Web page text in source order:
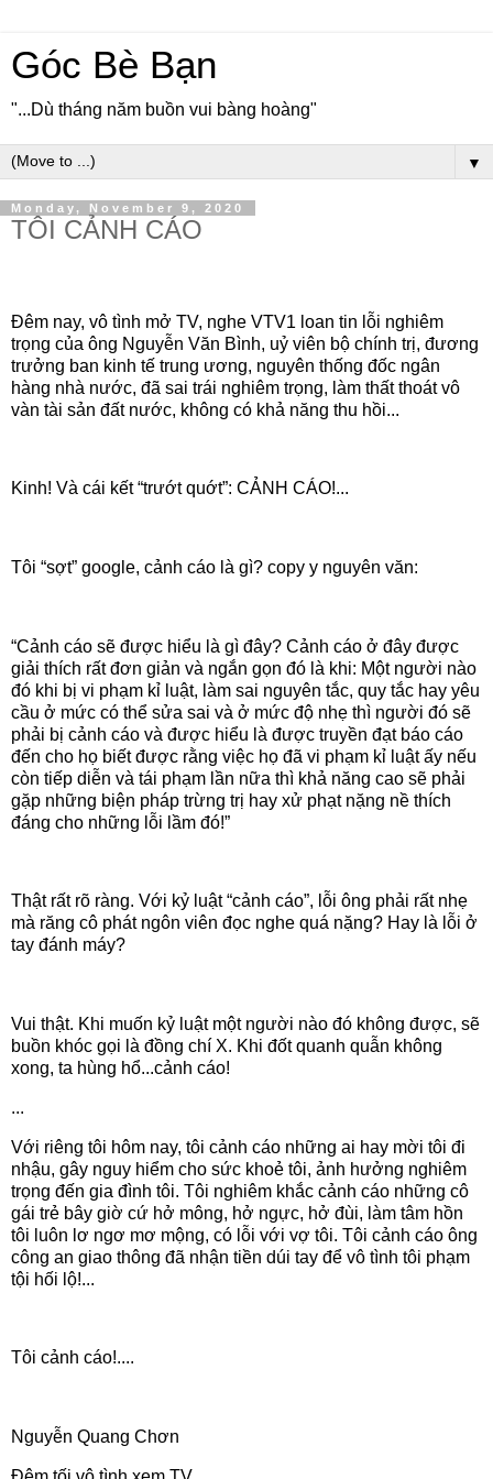
Góc Bè Bạn
"...Dù tháng năm buồn vui bàng hoàng"
▼
Monday, November 9, 2020
TÔI CẢNH CÁO
Đêm nay, vô tình mở TV, nghe VTV1 loan tin lỗi nghiêm
trọng của ông Nguyễn Văn Bình, uỷ viên bộ chính trị, đương
trưởng ban kinh tế trung ương, nguyên thống đốc ngân
hàng nhà nước, đã sai trái nghiêm trọng, làm thất thoát vô
vàn tài sản đất nước, không có khả năng thu hồi...
Kinh! Và cái kết “trướt quớt”: CẢNH CÁO!...
Tôi “sợt” google, cảnh cáo là gì? copy y nguyên văn:
“Cảnh cáo sẽ được hiểu là gì đây? Cảnh cáo ở đây được
giải thích rất đơn giản và ngắn gọn đó là khi: Một người nào
đó khi bị vi phạm kỉ luật, làm sai nguyên tắc, quy tắc hay yêu
cầu ở mức có thể sửa sai và ở mức độ nhẹ thì người đó sẽ
phải bị cảnh cáo và được hiểu là được truyền đạt báo cáo
đến cho họ biết được rằng việc họ đã vi phạm kỉ luật ấy nếu
còn tiếp diễn và tái phạm lần nữa thì khả năng cao sẽ phải
gặp những biện pháp trừng trị hay xử phạt nặng nề thích
đáng cho những lỗi lầm đó!”
Thật rất rõ ràng. Với kỷ luật “cảnh cáo”, lỗi ông phải rất nhẹ
mà răng cô phát ngôn viên đọc nghe quá nặng? Hay là lỗi ở
tay đánh máy?
Vui thật. Khi muốn kỷ luật một người nào đó không được, sẽ
buồn khóc gọi là đồng chí X. Khi đốt quanh quẫn không
xong, ta hùng hổ...cảnh cáo!
...
Với riêng tôi hôm nay, tôi cảnh cáo những ai hay mời tôi đi
nhậu, gây nguy hiểm cho sức khoẻ tôi, ảnh hưởng nghiêm
trọng đến gia đình tôi. Tôi nghiêm khắc cảnh cáo những cô
gái trẻ bây giờ cứ hở mông, hở ngực, hở đùi, làm tâm hồn
tôi luôn lơ ngơ mơ mộng, có lỗi với vợ tôi. Tôi cảnh cáo ông
công an giao thông đã nhận tiền dúi tay để vô tình tôi phạm
tội hối lộ!...
Tôi cảnh cáo!....
Nguyễn Quang Chơn